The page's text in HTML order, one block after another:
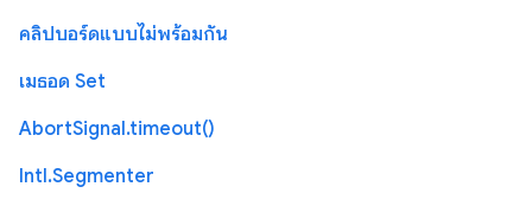
คลิปบอร์ดแบบไม่พร้อมกัน
เมธอด Set
AbortSignal.timeout()
Intl.Segmenter